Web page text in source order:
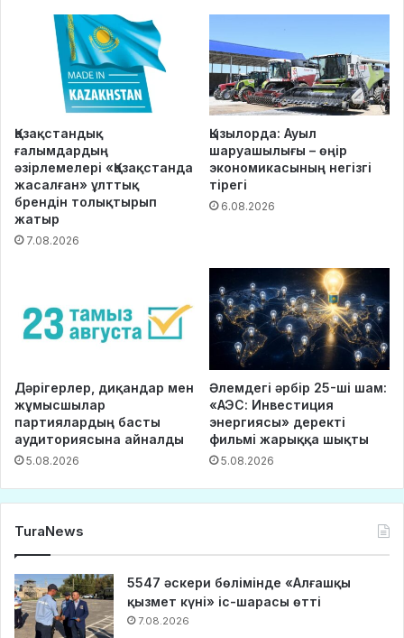
Қазақстандық
ғалымдардың
әзірлемелері «Қазақстанда
жасалған» ұлттық
брендін толықтырып
жатыр
7.08.2026
Қызылорда: Ауыл
шаруашылығы – өңір
экономикасының негізгі
тірегі
6.08.2026
Дәрігерлер, диқандар мен
жұмысшылар
партиялардың басты
аудиториясына айналды
5.08.2026
Әлемдегі әрбір 25-ші шам:
«АЭС: Инвестиция
энергиясы» деректі
фильмі жарыққа шықты
5.08.2026
TuraNews
5547 әскери бөлімінде «Алғашқы
қызмет күні» іс-шарасы өтті
7.08.2026